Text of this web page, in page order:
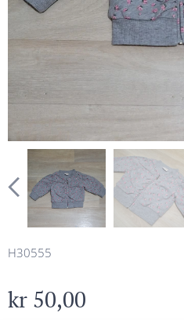
H30555
kr 50,00